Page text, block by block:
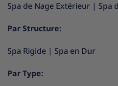
Spa de Nage Extérieur | Spa
Par Structure:
Spa Rigide | Spa en Dur
Par Type: